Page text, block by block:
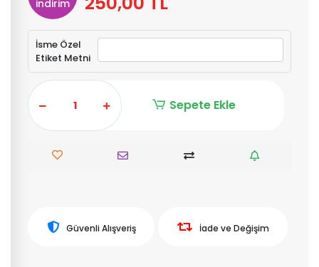
indirim
İsme Özel
Etiket Metni
Sepete Ekle
Güvenli Alışveriş İade ve Değişim